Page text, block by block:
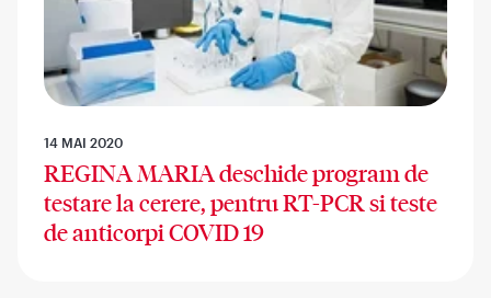
14 MAI 2020
REGINA MARIA deschide program de
testare la cerere, pentru RT-PCR si teste
de anticorpi COVID 19